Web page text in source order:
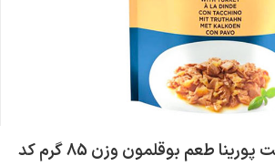
پوچ گربه بالغ گورمت پورینا طعم بوقلمون وزن 85 گرم کد